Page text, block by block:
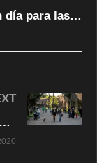
Trump promete “un gran día para las redes sociales y la justicia” mientras se prepara para firmar una orden contra Twitter y Facebook
Que siga la cuarentena, dice el 64% de los mexicanos; 52% cree que la situación está fuera de control